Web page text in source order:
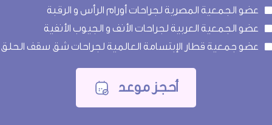
عضو الجمعية المصرية لجراحات أورام الرأس و الرقبة
عضو الجمعية العربية لجراحات الأنف و الجيوب الأنفية
عضو جمعية قطار الإبتسامة العالمية لجراحات شق سقف الحلق
أحجز موعد